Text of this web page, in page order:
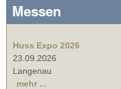
Messen
Huss Expo 2026
23.09.2026
Langenau
mehr ...